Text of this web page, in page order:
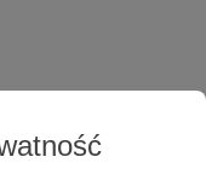
być zalogowany